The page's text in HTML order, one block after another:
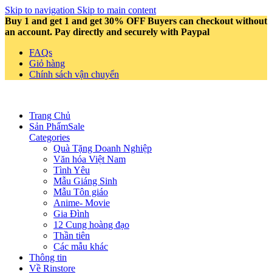
Skip to navigation Skip to main content
Buy 1 and get 1 and get 30% OFF Buyers can checkout without
an account. Pay directly and securely with Paypal
FAQs
Giỏ hàng
Chính sách vận chuyển
Trang Chủ
Sản PhẩmSale
Categories
Quà Tặng Doanh Nghiệp
Văn hóa Việt Nam
Tình Yêu
Mẫu Giáng Sinh
Mẫu Tôn giáo
Anime- Movie
Gia Đình
12 Cung hoàng đạo
Thần tiên
Các mẫu khác
Thông tin
Về Rinstore